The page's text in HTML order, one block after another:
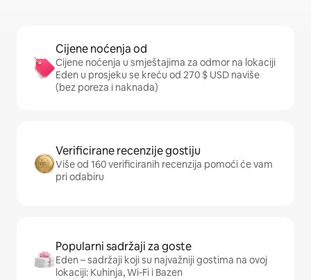
Cijene noćenja od
Cijene noćenja u smještajima za odmor na lokaciji
Eden u prosjeku se kreću od 270 $ USD naviše
(bez poreza i naknada)
Verificirane recenzije gostiju
Više od 160 verificiranih recenzija pomoći će vam
pri odabiru
Popularni sadržaji za goste
Eden – sadržaji koji su najvažniji gostima na ovoj
lokaciji: Kuhinja, Wi-Fi i Bazen